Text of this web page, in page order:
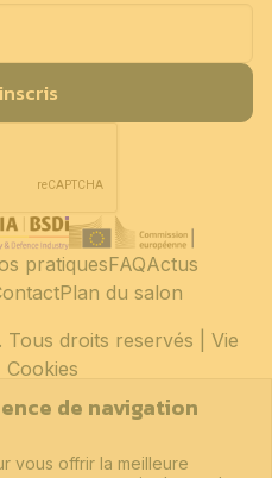
droits reservés | Vie
Cookies
pratiquesFAQActus
Plan du salon
de navigation
vous offrir la meilleure